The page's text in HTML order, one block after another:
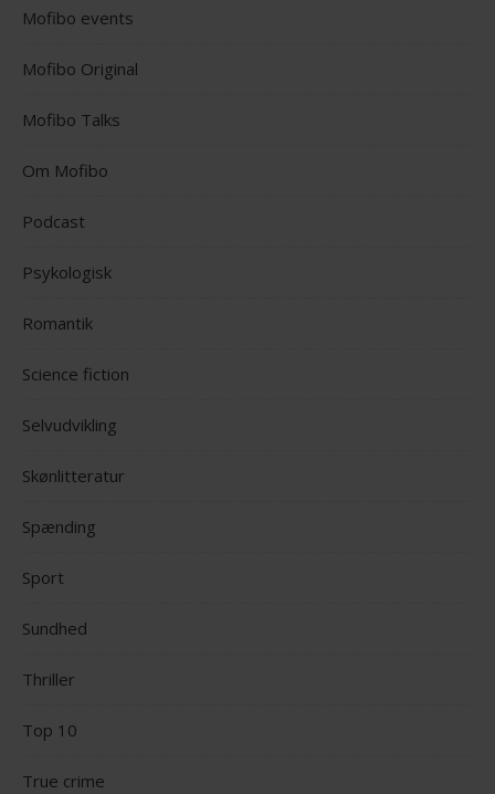
Mofibo events
Mofibo Original
Mofibo Talks
Om Mofibo
Podcast
Psykologisk
Romantik
Science fiction
Selvudvikling
Skønlitteratur
Spænding
Sport
Sundhed
Thriller
Top 10
True crime